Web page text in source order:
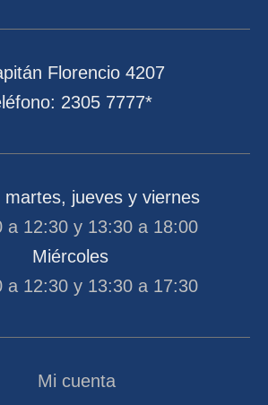
Florencio 4207
2305 7777*
jueves y viernes
a 12:30 y 13:30 a 18:00
Miércoles
a 12:30 y 13:30 a 17:30
Mi cuenta